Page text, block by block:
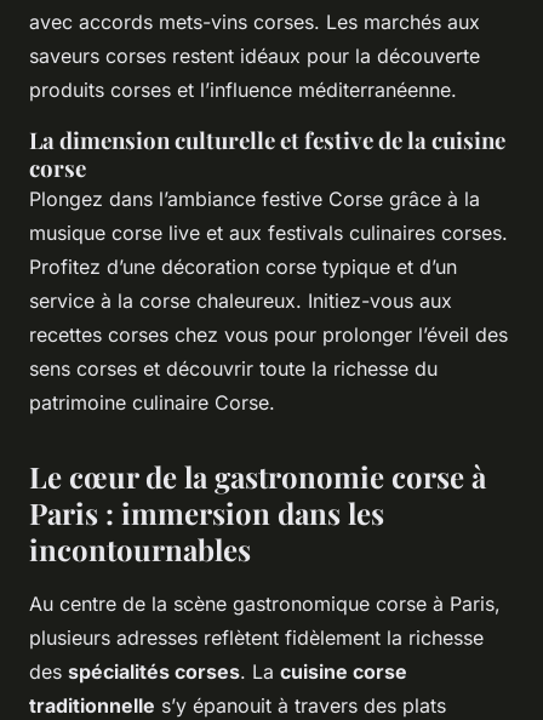
avec accords mets-vins corses. Les marchés aux
saveurs corses restent idéaux pour la découverte
produits corses et l’influence méditerranéenne.
La dimension culturelle et festive de la cuisine
corse
Plongez dans l’ambiance festive Corse grâce à la
musique corse live et aux festivals culinaires corses.
Profitez d’une décoration corse typique et d’un
service à la corse chaleureux. Initiez-vous aux
recettes corses chez vous pour prolonger l’éveil des
sens corses et découvrir toute la richesse du
patrimoine culinaire Corse.
Le cœur de la gastronomie corse à
Paris : immersion dans les
incontournables
Au centre de la scène gastronomique corse à Paris,
plusieurs adresses reflètent fidèlement la richesse
des spécialités corses. La cuisine corse
traditionnelle s’y épanouit à travers des plats